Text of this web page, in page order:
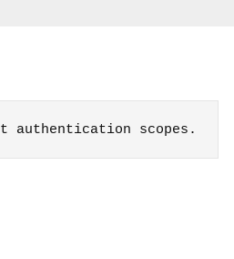
authentication scopes.